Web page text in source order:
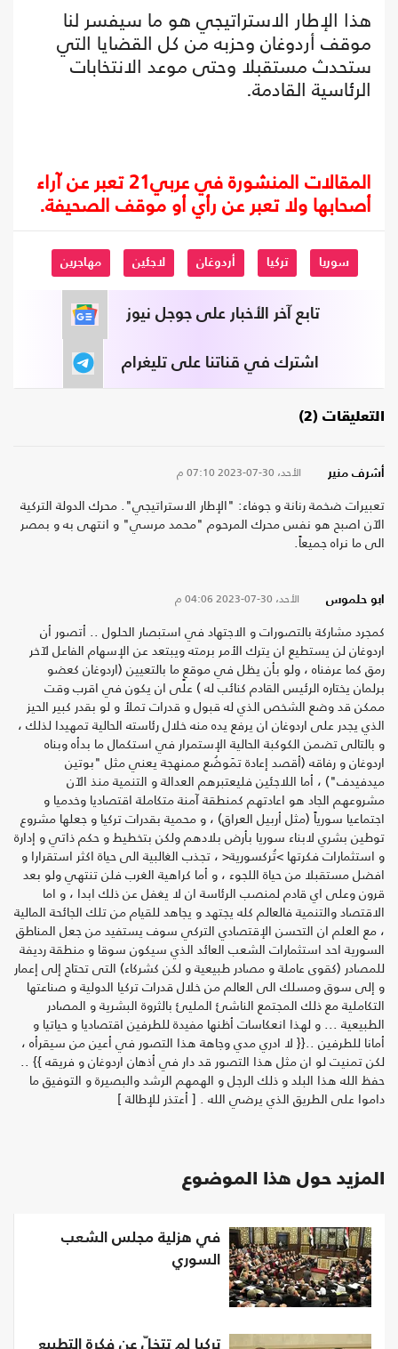
هذا الإطار الاستراتيجي هو ما سيفسر لنا
موقف أردوغان وحزبه من كل القضايا التي
ستحدث مستقبلا وحتى موعد الانتخابات
الرئاسية القادمة.
المقالات المنشورة في عربي21 تعبر عن آراء
أصحابها ولا تعبر عن رأي أو موقف الصحيفة.
سوريا تركيا أردوغان لاجئين مهاجرين
تابع آخر الأخبار على جوجل نيوز
اشترك في قناتنا على تليغرام
التعليقات (2)
أشرف منير الأحد، 30-07-2023 07:10 م
تعبيرات ضخمة رنانة و جوفاء: "الإطار الاستراتيجي". محرك الدولة التركية
الآن اصبح هو نفس محرك المرحوم "محمد مرسي" و انتهى به و بمصر
الى ما نراه جميعاً.
ابو حلموس الأحد، 30-07-2023 04:06 م
كمجرد مشاركة بالتصورات و الاجتهاد في استبصار الحلول .. أتصور أن
اردوغان لن يستطيع ان يترك الأمر برمته ويبتعد عن الإسهام الفاعل لآخر
رمق كما عرفناه ، ولو بأن يظل في موقعٍ ما بالتعيين (اردوغان كعضو
برلمان يختاره الرئيس القادم كنائب له ) على ان يكون في اقرب وقت
ممكن قد وضع الشخص الذي له قبول و قدرات تملأ و لو بقدر كبير الحيز
الذي يجدر على اردوغان ان يرفع يده منه خلال رئاسته الحالية تمهيدا لذلك ،
و بالتالى تضمن الكوكبة الحالية الإستمرار في استكمال ما بدأه وبناه
اردوغان و رفاقه (أقصد إعادة تمَوضُع ممنهجة يعني مثل "بوتين
ميدفيدف") ، أما اللاجئين فليعتبرهم العدالة و التنمية منذ الآن
مشروعهم الجاد هو اعادتهم كمنطقة آمنة متكاملة اقتصاديا وخدميا و
اجتماعيا سورياً (مثل أربيل العراق) ، و محمية بقدرات تركيا و جعلها مشروع
توطين بشري لابناء سوريا بأرض بلادهم ولكن بتخطيط و حكم ذاتي و إدارة
و استثمارات فكرتها >تُركسورية< ، تجذب الغالبية الى حياة اكثر استقرارا و
افضل مستقبلا من حياة اللجوء ، و أما كراهية الغرب فلن تنتهي ولو بعد
قرون وعلى اي قادم لمنصب الرئاسة ان لا يغفل عن ذلك ابدا ، و اما
الاقتصاد والتنمية فالعالم كله يجتهد و يجاهد للقيام من تلك الجائحة المالية
، مع العلم ان التحسن الإقتصادي التركي سوف يستفيد من جعل المناطق
السورية احد استثمارات الشعب العائد الذي سيكون سوقا و منطقة رديفة
للمصادر (كقوى عاملة و مصادر طبيعية و لكن كشركاء) التى تحتاج إلى إعمار
و إلى سوق ومسلك الى العالم من خلال قدرات تركيا الدولية و صناعتها
التكاملية مع ذلك المجتمع الناشئ المليئ بالثروة البشرية و المصادر
الطبيعية ... و لهذا انعكاسات أظنها مفيدة للطرفين اقتصاديا و حياتيا و
أمانا للطرفين ..{{ لا ادري مدي وجاهة هذا التصور في أعين من سيقرأه ،
لكن تمنيت لو ان مثل هذا التصور قد دار في أذهان اردوغان و فريقه }} ..
حفظ الله هذا البلد و ذلك الرجل و الهمهم الرشد والبصيرة و التوفيق ما
داموا على الطريق الذي يرضي الله . [ أعتذر للإطالة ]
المزيد حول هذا الموضوع
في هزلية مجلس الشعب
السوري
تركيا لم تتخلّ عن فكرة التطبيع